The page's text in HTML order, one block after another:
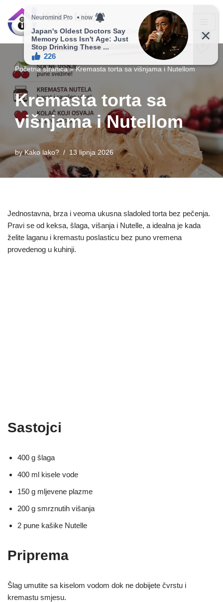
Skip
Kako lako?
Vaš vodič ka jednostavnijem životu!
Početna stranica»Kremasta torta sa višnjama i Nutellom
Kremasta torta sa
višnjama i Nutellom
byKako lako? 13 lipnja 2026
Jednostavna, brza i veoma ukusna sladoled torta bez pečenja.
Pravi se od keksa, šlaga, višanja i Nutelle, a idealna je kada
želite laganu i kremastu poslasticu bez puno vremena
provedenog u kuhinji.
Sastojci
400 g šlaga
400 ml kisele vode
150 g mljevene plazme
200 g smrznutih višanja
2 pune kašike Nutelle
Priprema
Šlag umutite sa kiselom vodom dok ne dobijete čvrstu i
kremastu smjesu.